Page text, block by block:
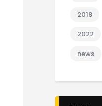
2018
2022
news